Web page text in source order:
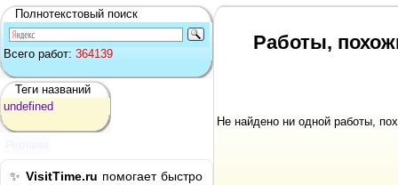
Полнотекстовый поиск
Всего работ: 364139
Теги названий
undefined
✨ VisitTime.ru помогает быстро
Работы,
Не найдено ни одной работы,